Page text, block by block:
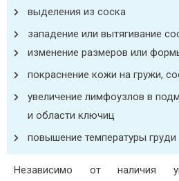
выделения из соска
западение или вытягивание
изменение размеров или
покраснение кожи на гружи,
увеличение лимфоузлов в
и области ключиц
повышение температуры груди
Независимо от наличия